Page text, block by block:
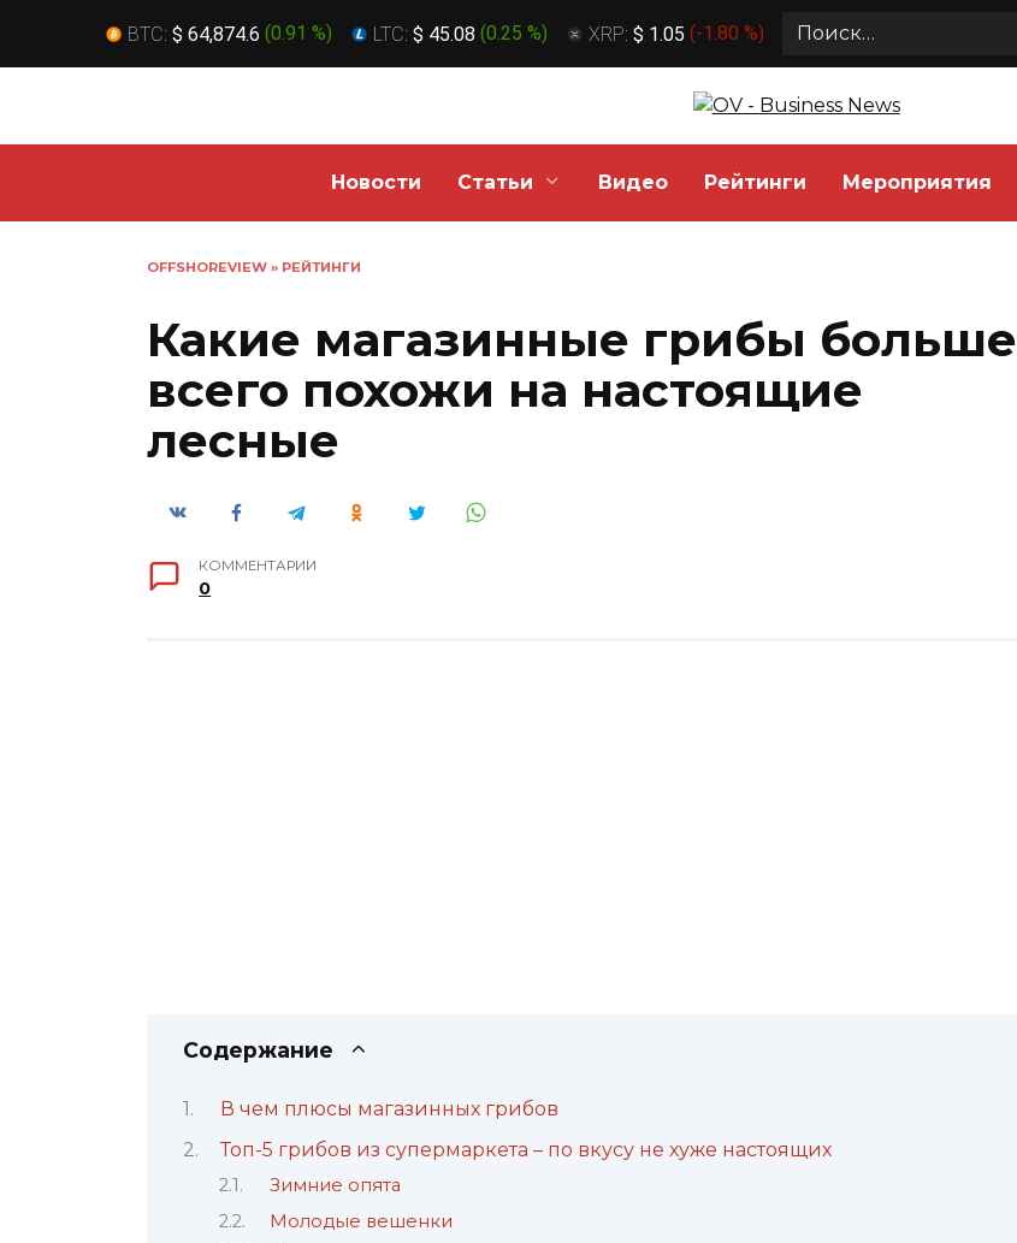
BTC: $ 64,874.6 (0.91 %) LTC: $ 45.08 (0.25 %) XRP: $ 1.05 (-1.80 %)
Search
Новости
Статьи Видео Рейтинги Мероприятия
OFFSHOREVIEW » РЕЙТИНГИ
Какие магазинные грибы больше
всего похожи на настоящие
лесные
КОММЕНТАРИИ
0
Содержание
В чем плюсы магазинных грибов
Топ-5 грибов из супермаркета – по вкусу не хуже настоящих
Зимние опята
Молодые вешенки